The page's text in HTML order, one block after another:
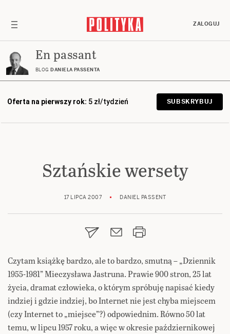
ZALOGUJ
En passant
BLOG DANIELA PASSENTA
Oferta na pierwszy rok: 5 zł/tydzień SUBSKRYBUJ
Sztańskie wersety
17 LIPCA 2007 DANIEL PASSENT
Czytam książkę bardzo, ale to bardzo, smutną – „Dziennik
1955-1981” Mieczysława Jastruna. Prawie 900 stron, 25 lat
życia, dramat człowieka, o którym spróbuję napisać kiedy
indziej i gdzie indziej, bo Internet nie jest chyba miejscem
(czy Internet to „miejsce”?) odpowiednim. Równo 50 lat
temu, w lipcu 1957 roku, a więc w okresie październikowej